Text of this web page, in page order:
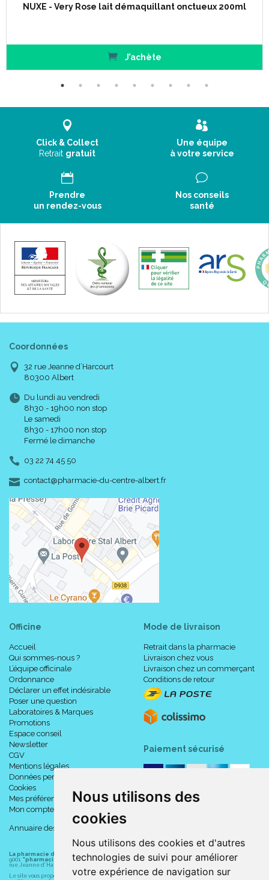
Nous utilisons des
cookies
Nous utilisons des cookies et d'autres
technologies de suivi pour améliorer
votre expérience de navigation sur
NUXE - Very Rose lait démaquillant onctueux 200ml
J’achète
Click & Collect
Retrait gratuit
Une équipe
à votre service
Prendre
un rendez-vous
Nos conseils
santé
Coordonnées
32 rue Jeanne d’Harcourt
80300 Albert
Du lundi au vendredi
8h30 - 19h00 non stop
Le samedi
8h30 - 17h00 non stop
Fermé le dimanche
03 22 74 45 50
contact-
@-
pharmacie-du-centre-albert.fr
Officine
Accueil
Qui sommes-nous ?
L’équipe officinale
Ordonnance
Déclarer un effet indésirable
Poser une question
Laboratoires & Marques
Promotions
Espace conseil
Newsletter
CGV
Mentions légales
Données personnelles
Cookies
Mes préférences Cookies
Mon compte
Annuaire des pharmacies
Mode de livraison
Retrait dans la pharmacie
Livraison chez vous
Livraison chez un commerçant
Conditions de retour
Paiement sécurisé
La pharmacie du centre à Albert
(80300) est une pharmacie française certifiée ISO
9001. "pharmacie-du-centre-albert.fr " est le site internet de la pharmacie du centre
rue Jeanne d' Harcourt, 80300 Albert.
Le site vous propose un large choix de plus de 11000 références, au prix les plus bas possible